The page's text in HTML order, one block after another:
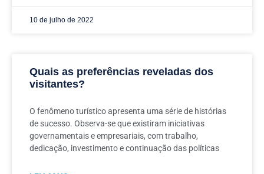
10 de julho de 2022
Quais as preferências reveladas dos
visitantes?
O fenômeno turístico apresenta uma série de histórias
de sucesso. Observa-se que existiram iniciativas
governamentais e empresariais, com trabalho,
dedicação, investimento e continuação das políticas